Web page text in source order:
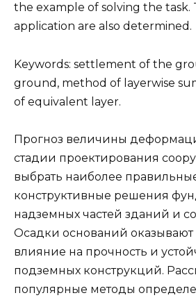
the example of solving the task.
application are also determined.
Keywords: settlement of the
ground, method of layerwise
of equivalent layer.
Прогноз величины
стадии проектирования
выбрать наиболее
конструктивные решения
надземных частей зданий и
Осадки оснований
влияние на прочность и
подземных конструкций.
популярные методы